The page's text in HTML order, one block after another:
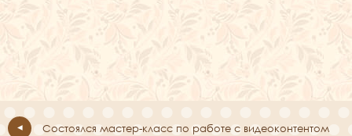
Состоялся мастер-класс по работе с видеоконтентом